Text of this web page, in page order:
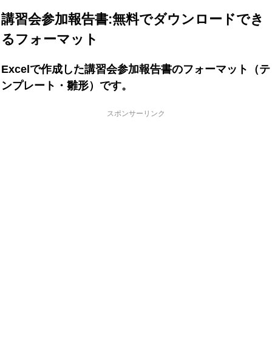
講習会参加報告書:無料でダウンロードでき
るフォーマット
Excelで作成した講習会参加報告書のフォーマット（テ
ンプレート・雛形）です。
スポンサーリンク